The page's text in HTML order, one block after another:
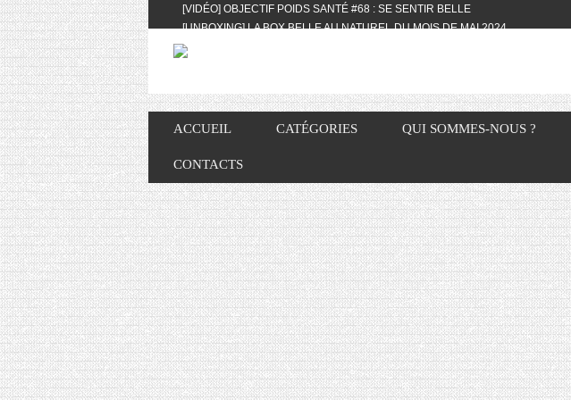
[VIDÉO] OBJECTIF POIDS SANTÉ #68 : SE SENTIR BELLE
[UNBOXING] LA BOX BELLE AU NATUREL DU MOIS DE MAI 2024
[VIDÉO] UNBOXING : LES MY LITTLE & BIOTYFULL BOX DU MOIS DE MAI 2024
[VIDÉO] QUITOQUE #10 : MEAL PREP & CONVIVIALITÉ
[VIDÉO] UNBOXING : LES MY LITTLE & BIOTYFULL BOX DU MOIS D’AVRIL
[VIDÉO] OBJECTIF POIDS SANTÉ #67 : L’AVIS DES AUTRES, CE N’EST QUE LA
[VIDÉO] UNBOXING : LES MY LITTLE & BIOTYFULL BOX DES MOIS DE
FÉVRIER ET MARS 2024 FEAT. AKILA
[VIDÉO] LA SÉLECTION DU MOIS #JANVIER2024
[VIDÉO] HELLOFRESH #34 : IDÉES RECETTES RISOTTO
ACCUEIL CATÉGORIES QUI SOMMES-NOUS ?
CONTACTS